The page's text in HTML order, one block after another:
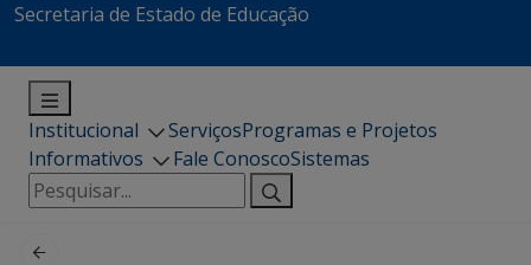
Secretaria de Estado de Educação
Institucional ServiçosProgramas e Projetos
Informativos
Fale ConoscoSistemas
Pesquisar
por: